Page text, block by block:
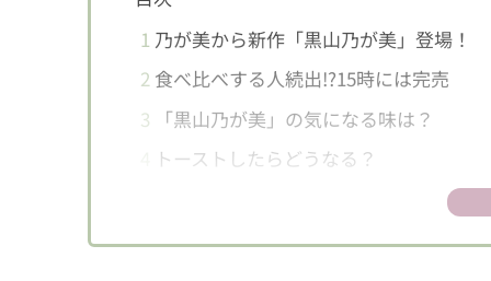
1 乃が美から新作「黒山乃が美」登場！
2 食べ比べする人続出!?15時には完売
3 「黒山乃が美」の気になる味は？
トーストしたらどうなる？
【食べ過ぎ注意】おこげを活かしたア
5.1定番の「バナナ×チョコレート」